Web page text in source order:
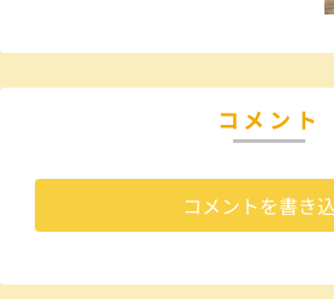
コメント
コメントを書き